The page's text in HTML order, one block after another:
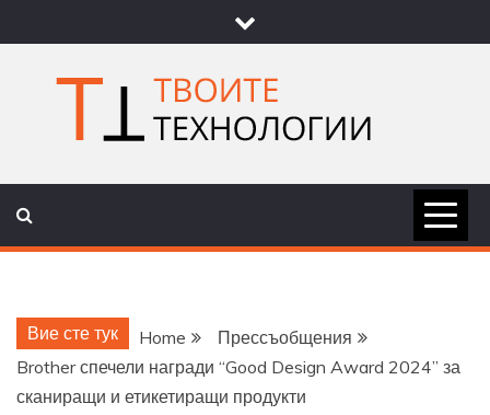
to
content
ТВОИТЕ
Вие сте тук Home
Прессъобщения
Brother спечели награди “Good Design Award 2024” за
сканиращи и етикетиращи продукти